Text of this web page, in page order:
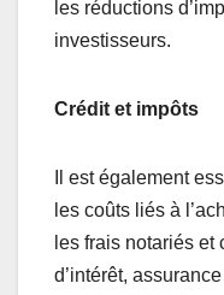
les réductions
investisseurs.
Crédit et impôts
Il est également
les coûts liés à
les frais notariés et
d’intérêt,